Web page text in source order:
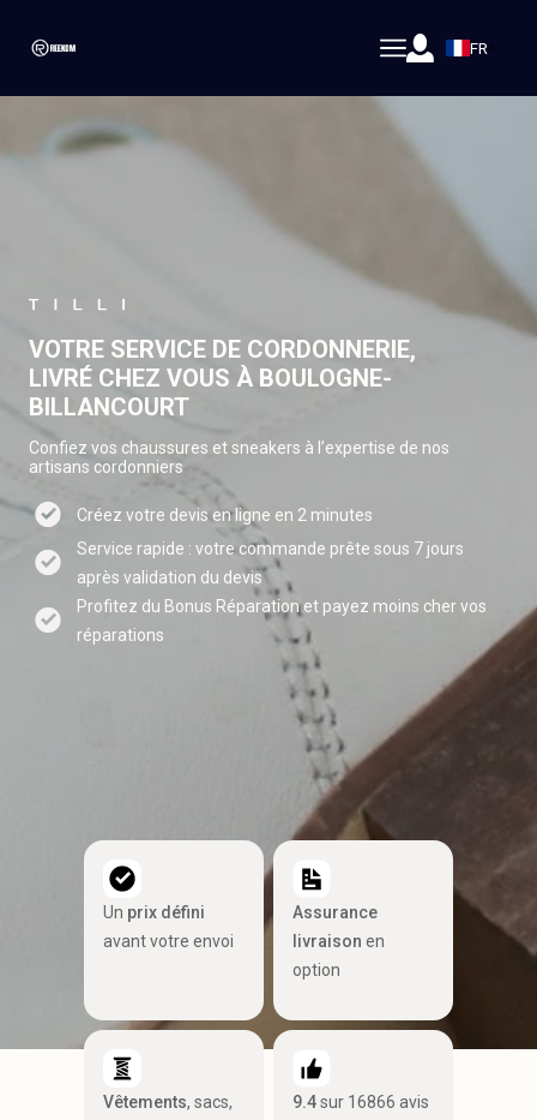
FR
VOTRE SERVICE DE CORDONNERIE,
LIVRÉ CHEZ VOUS À BOULOGNE-
BILLANCOURT
Confiez vos chaussures et sneakers à l’expertise de nos
artisans cordonniers
Créez votre devis en ligne en 2 minutes
Service rapide : votre commande prête sous 7 jours
après validation du devis
Profitez du Bonus Réparation et payez moins cher vos
réparations
Un prix défini
avant votre envoi
Assurance
livraison en
option
Vêtements, sacs,
9.4sur 16866 avis